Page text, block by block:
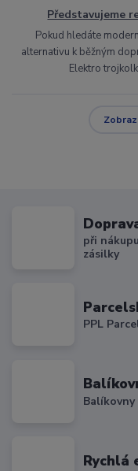
Představujeme
Pokud hledáte
alternativu k běžným
Elektro
při
zásilky
PPL
Rychlá